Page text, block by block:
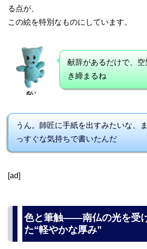
る点が、
この絵を特別なものにしています。
ぬい
献辞があるだけで、空
き締まるね
うん。師匠に手紙を出すみたいな、ま
っすぐな気持ちで書いたんだ
[ad]
色と筆触――南仏の光を受
た“軽やかな厚み”